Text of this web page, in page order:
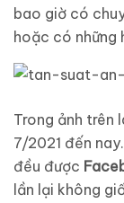
bao giờ có
hoặc có những
Trong ảnh trên
7/2021 đến
đều được
lần lại không